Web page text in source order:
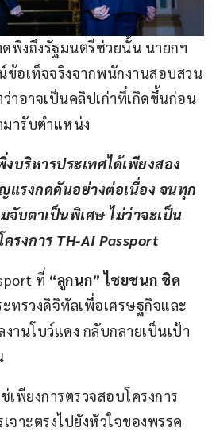
พิงถึงรัฐมนตรีช่วยนั้น นายกฯ
ข้อเท็จจริงจากพนักงานสอบสวน
าอาจเป็นคลิปเก่าที่เกิดขึ้นก่อน
ารับตำแหน่ง
บริหารประเทศได้เพียงสอง
แรงกดดันอย่างต่อเนื่อง จนทุก
จับตาเป็นพิเศษ ไม่ว่าจะเป็น
รงการ TH-AI Passport
ที่ “ลูกนก” ไชยชนก ชิด
ทรวงดิจิทัลเพื่อเศรษฐกิจและ
านโบว์แดง กลับกลายเป็นเป้า
เพียงการตรวจสอบโครงการ
จาะตรงไปยังหัวใจของพรรค